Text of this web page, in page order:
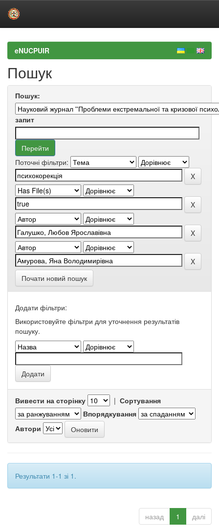
navigationeNUCPUIR
Пошук
Пошук:
запит
Поточні фільтри:
Почати новий пошук
Додати фільтри:
Використовуйте фільтри для уточнення результатів
пошуку.
Вивести на сторінку | Сортування
Впорядкування
Автори
Результати 1-1 зі 1.
назад 1 далі